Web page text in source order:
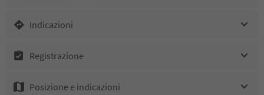
Indicazioni
Registrazione
Posizione e indicazioni